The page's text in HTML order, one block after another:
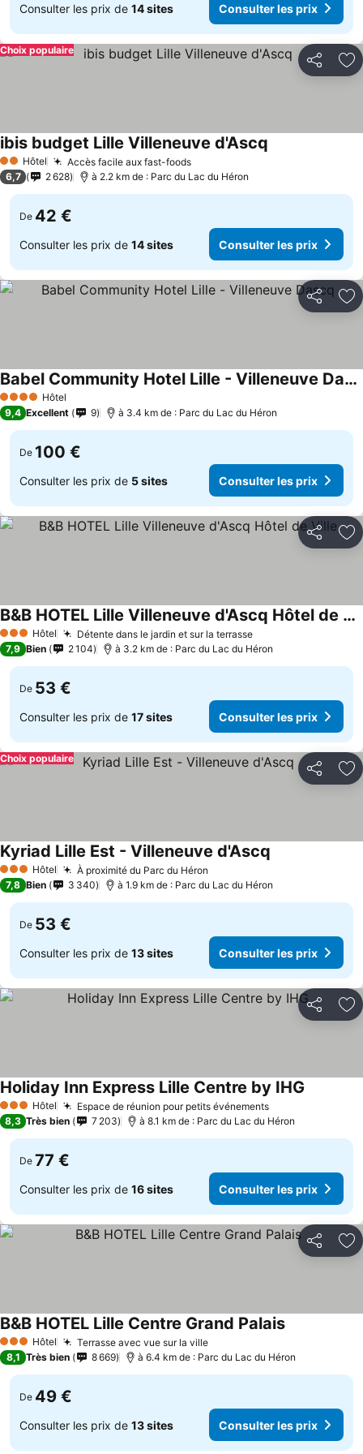
Consulter les prix de 14 sites Consulter les prix
Partager
Choix populaire
2 Étoiles
Hôtel Accès facile aux fast-foods
ibis budget Lille Villeneuve d'Ascq
6,7 2 628 à 2.2 km de : Parc du Lac du Héron
De 42 €
Consulter les prix de 14 sites Consulter les prix
Partager
4 Étoiles Hôtel
Babel Community Hotel Lille - Villeneuve Dascq
9,4 Excellent 9 à 3.4 km de : Parc du Lac du Héron
De 100 €
Consulter les prix de 5 sites Consulter les prix
Partager
3 ÉtoilesHôtel Détente dans le jardin et sur la terrasse
B&B HOTEL Lille Villeneuve d'Ascq Hôtel de Ville
7,9 Bien 2 104 à 3.2 km de : Parc du Lac du Héron
De 53 €
Consulter les prix de 17 sites Consulter les prix
Partager
Choix populaire
3 ÉtoilesHôtel À proximité du Parc du Héron
Kyriad Lille Est - Villeneuve d'Ascq
7,8 Bien 3 340 à 1.9 km de : Parc du Lac du Héron
De 53 €
Consulter les prix de 13 sites Consulter les prix
Partager
3 ÉtoilesHôtel Espace de réunion pour petits événements
Holiday Inn Express Lille Centre by IHG
8,3 Très bien 7 203 à 8.1 km de : Parc du Lac du Héron
De 77 €
Consulter les prix de 16 sites Consulter les prix
Partager
3 ÉtoilesHôtel Terrasse avec vue sur la ville
B&B HOTEL Lille Centre Grand Palais
8,1 Très bien 8 669 à 6.4 km de : Parc du Lac du Héron
De 49 €
Consulter les prix de 13 sites Consulter les prix